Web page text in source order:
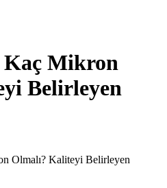
Kaç Mikron
Belirleyen
Olmalı? Kaliteyi Belirleyen